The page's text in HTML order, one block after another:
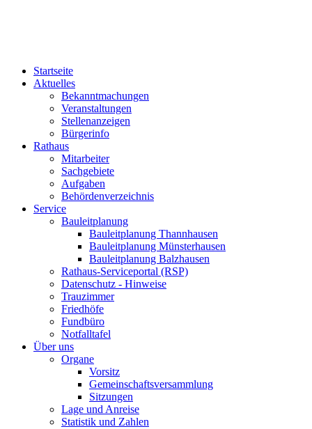
Startseite
Aktuelles
Bekanntmachungen
Veranstaltungen
Stellenanzeigen
Bürgerinfo
Rathaus
Mitarbeiter
Sachgebiete
Aufgaben
Behördenverzeichnis
Service
Bauleitplanung
Bauleitplanung Thannhausen
Bauleitplanung Münsterhausen
Bauleitplanung Balzhausen
Rathaus-Serviceportal (RSP)
Datenschutz - Hinweise
Trauzimmer
Friedhöfe
Fundbüro
Notfalltafel
Über uns
Organe
Vorsitz
Gemeinschaftsversammlung
Sitzungen
Lage und Anreise
Statistik und Zahlen